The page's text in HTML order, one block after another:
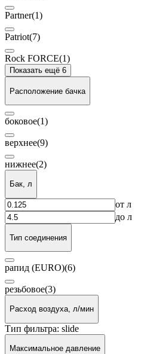
Partner(1)
Patriot(7)
Rock FORCE(1)
Показать ещё 6
Расположение бачка
боковое(1)
верхнее(9)
нижнее(2)
Бак, л
от л
до л
Тип соединения
рапид (EURO)(6)
резьбовое(3)
Расход воздуха, л/мин
Тип фильтра: slide
Максимальное давление